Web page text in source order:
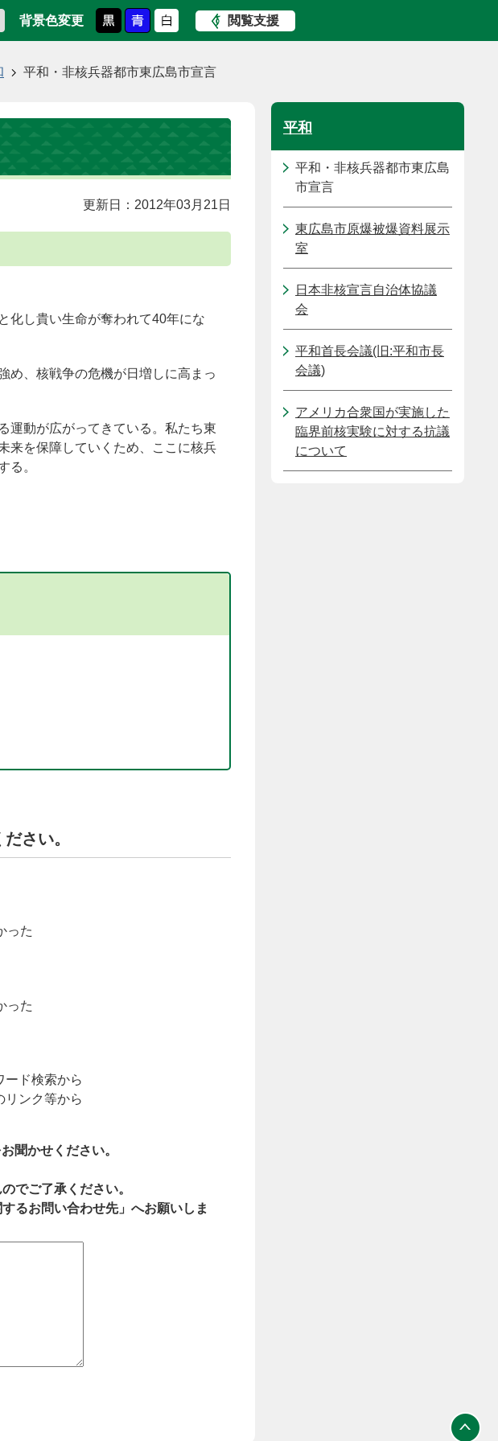
背景色変更 閲覧支援
平和・非核兵器都市東広島市宣言
更新日：2012年03月21日
化し貴い生命が奪われて40年にな
め、核戦争の危機が日増しに高まっ
運動が広がってきている。私たち東
来を保障していくため、ここに核兵
る。
さい。
った
った
ード検索から
リンク等から
聞かせください。
でご了承ください。
るお問い合わせ先」へお願いしま
平和
平和・非核兵器都市東広島
市宣言
東広島市原爆被爆資料展示
室
日本非核宣言自治体協議
会
平和首長会議(旧:平和市長
会議)
アメリカ合衆国が実施した
臨界前核実験に対する抗議
について